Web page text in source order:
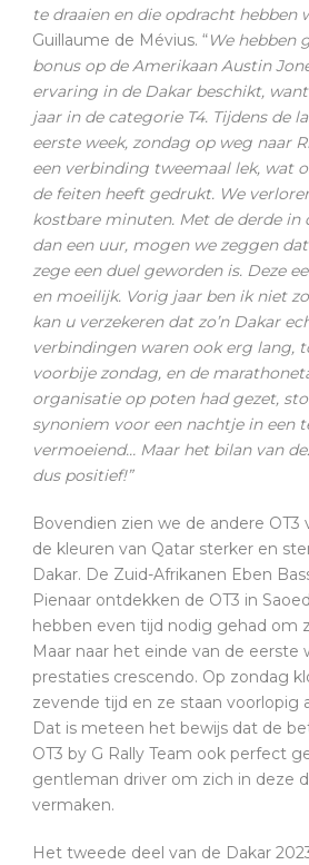
te draaien en die opdracht hebben
Guillaume de Mévius. “We hebben
bonus op de Amerikaan Austin
ervaring in de Dakar beschikt,
jaar in de categorie T4. Tijdens de
eerste week, zondag op weg naar
een verbinding tweemaal lek, wat
de feiten heeft gedrukt. We
kostbare minuten. Met de derde in
dan een uur, mogen we zeggen
zege een duel geworden is. Deze
en moeilijk. Vorig jaar ben ik niet
kan u verzekeren dat zo’n Dakar
verbindingen waren ook erg lang,
voorbije zondag, en de
organisatie op poten had gezet,
synoniem voor een nachtje in een
vermoeiend… Maar het bilan van
dus positief!”
Bovendien zien we de andere OT3
de kleuren van Qatar sterker en
Dakar. De Zuid-Afrikanen Eben
Pienaar ontdekken de OT3 in
hebben even tijd nodig gehad om
Maar naar het einde van de eerste
prestaties crescendo. Op zondag
zevende tijd en ze staan voorlopig
Dat is meteen het bewijs dat de
OT3 by G Rally Team ook perfect
gentleman driver om zich in deze
vermaken.
Het tweede deel van de Dakar